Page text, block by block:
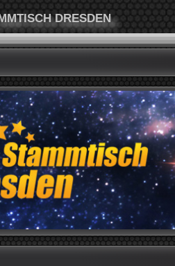
DRESDEN